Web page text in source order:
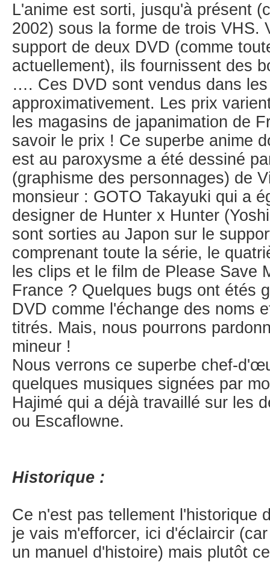
L'anime est sorti, jusqu'à présent
2002) sous la forme de trois VHS.
support de deux DVD (comme
actuellement), ils fournissent des
…. Ces DVD sont vendus dans
approximativement. Les prix
les magasins de japanimation de
savoir le prix ! Ce superbe anime
est au paroxysme a été dessiné
(graphisme des personnages) de
monsieur : GOTO Takayuki qui a
designer de Hunter x Hunter
sont sorties au Japon sur le
comprenant toute la série, le
les clips et le film de Please Save
France ? Quelques bugs ont étés
DVD comme l'échange des noms
titrés. Mais, nous pourrons
mineur !
Nous verrons ce superbe chef-
quelques musiques signées par
Hajimé qui a déjà travaillé sur les
ou Escaflowne.
Historique :
Ce n'est pas tellement l'historique
je vais m'efforcer, ici d'éclaircir
un manuel d'histoire) mais plutôt